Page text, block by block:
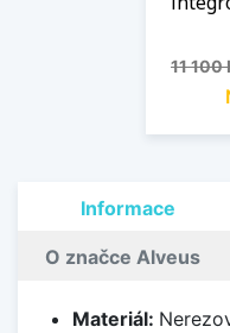
Běžná
11 100
Informace
O značce Alveus
Materiál: